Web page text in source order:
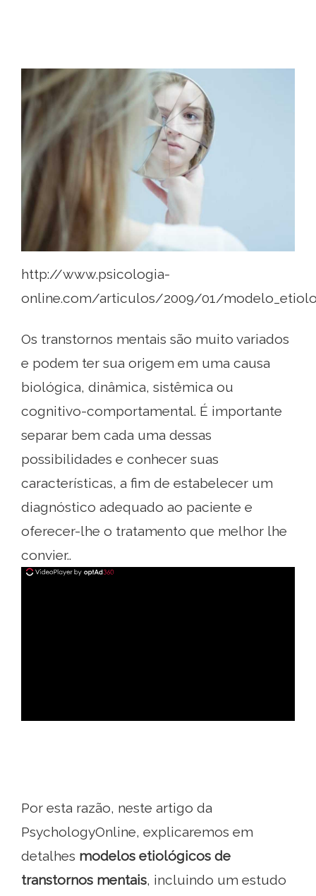
http://www.psicologia-
online.com/articulos/2009/01/
Os transtornos mentais são muito variados
e podem ter sua origem em uma causa
biológica, dinâmica, sistêmica ou
cognitivo-comportamental. É importante
separar bem cada uma dessas
possibilidades e conhecer suas
características, a fim de estabelecer um
diagnóstico adequado ao paciente e
oferecer-lhe o tratamento que melhor lhe
convier..
Por esta razão, neste artigo da
PsychologyOnline, explicaremos em
detalhes modelos etiológicos de
transtornos mentais, incluindo um estudo